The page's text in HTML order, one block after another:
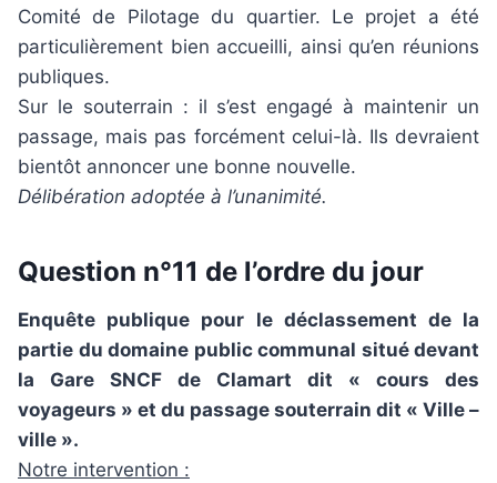
Comité de Pilotage du quartier. Le projet a été
particulièrement bien accueilli, ainsi qu’en réunions
publiques.
Sur le souterrain : il s’est engagé à maintenir un
passage, mais pas forcément celui-là. Ils devraient
bientôt annoncer une bonne nouvelle.
Délibération adoptée à l’unanimité.
Question n°11 de l’ordre du jour
Enquête publique pour le déclassement de la
partie du domaine public communal situé devant
la Gare SNCF de Clamart dit « cours des
voyageurs » et du passage souterrain dit « Ville –
ville ».
Notre intervention :